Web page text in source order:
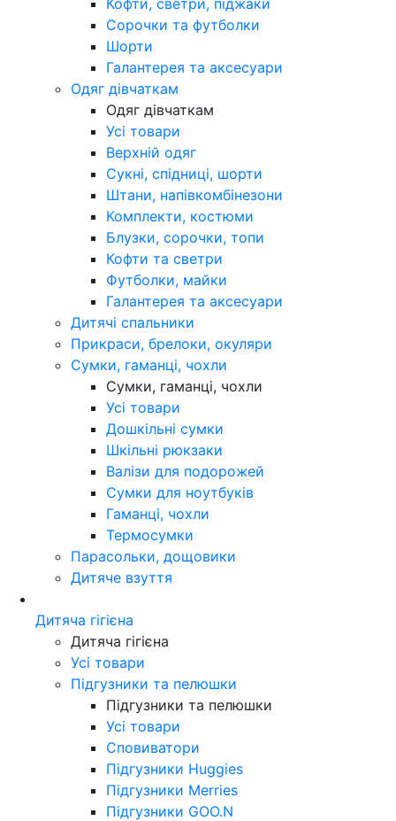
Сорочки та футболки
Шорти
Галантерея та аксесуари
Одяг дівчаткам
Одяг дівчаткам
Усі товари
Верхній одяг
Сукні, спідниці, шорти
Штани, напівкомбінезони
Комплекти, костюми
Блузки, сорочки, топи
Кофти та светри
Футболки, майки
Галантерея та аксесуари
Дитячі спальники
Прикраси, брелоки, окуляри
Сумки, гаманці, чохли
Сумки, гаманці, чохли
Усі товари
Дошкільні сумки
Шкільні рюкзаки
Валізи для подорожей
Сумки для ноутбуків
Гаманці, чохли
Термосумки
Парасольки, дощовики
Дитяче взуття
Дитяча гігієна
Дитяча гігієна
Усі товари
Підгузники та пелюшки
Підгузники та пелюшки
Усі товари
Сповиватори
Підгузники Huggies
Підгузники Merries
Підгузники GOO.N